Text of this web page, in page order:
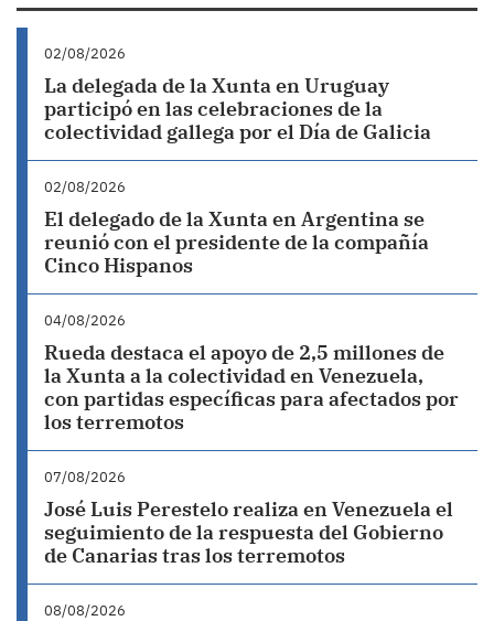
02/08/2026
La delegada de la Xunta en Uruguay
participó en las celebraciones de la
colectividad gallega por el Día de Galicia
02/08/2026
El delegado de la Xunta en Argentina se
reunió con el presidente de la compañía
Cinco Hispanos
04/08/2026
Rueda destaca el apoyo de 2,5 millones de
la Xunta a la colectividad en Venezuela,
con partidas específicas para afectados por
los terremotos
07/08/2026
José Luis Perestelo realiza en Venezuela el
seguimiento de la respuesta del Gobierno
de Canarias tras los terremotos
08/08/2026